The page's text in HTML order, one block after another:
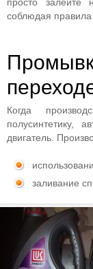
соблюдая правила
Когда
полусинтетику,
двигатель.
заливание